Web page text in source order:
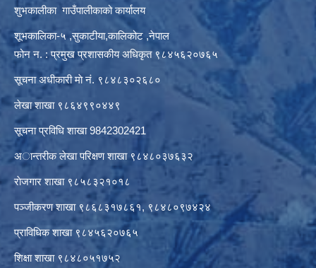
शुभकालीका गाउँपालीकाको कार्यालय
शूभकालिका-५ ,सुकाटीया,कालिकोट ,नेपाल
फोन न. : प्रमुख प्रशासकीय अधिकृत ९८४५६२०७६५
सूचना अधीकारी माे नं. ९८४८३०२६८०
लेखा शाखा ९८६४९९०४४९
सूचना प्रविधि शाखा 9842302421
अान्तरीक लेखा परिक्षण शाखा ९८४८०३७६३२
राेजगार शाखा ९८५८३२१०१८
पञ्जीकरण शाखा ९८६८३१७८६१, ९८४८०९७४२४
प्राविधिक शाखा ९८४५६२०७६५
शिक्षा शाखा ९८४८०५१७५२